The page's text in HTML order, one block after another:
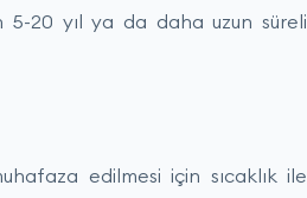
5-20 yıl ya da daha uzun süreli
edilmesi için sıcaklık ile